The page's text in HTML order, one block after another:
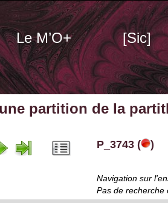
Le M’O+ [Sic]
partition de la
P_3743 ( )
Navigation sur
Pas de recherche